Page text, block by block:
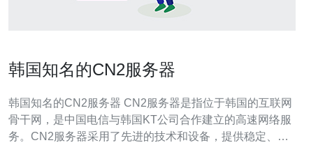
韩国知名的CN2服务器
韩国知名的CN2服务器 CN2服务器是指位于韩国的互联网
骨干网，是中国电信与韩国KT公司合作建立的高速网络服
务。CN2服务器采用了先进的技术和设备，提供稳定、快